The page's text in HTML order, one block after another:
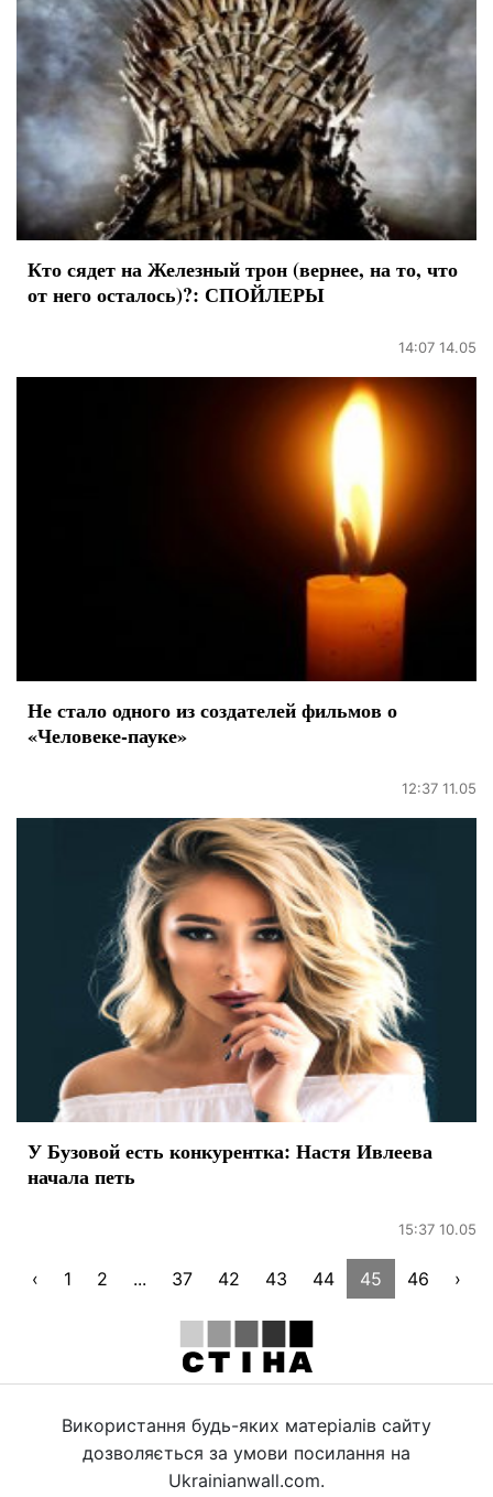
Кто сядет на Железный трон (вернее, на то, что
от него осталось)?: СПОЙЛЕРЫ
14:07 14.05
Не стало одного из создателей фильмов о
«Человеке-пауке»
12:37 11.05
У Бузовой есть конкурентка: Настя Ивлеева
начала петь
15:37 10.05
‹ 1 2 ... 37 42 43 44 45 46 ›
Використання будь-яких матеріалів сайту
дозволяється за умови посилання на
Ukrainianwall.com.